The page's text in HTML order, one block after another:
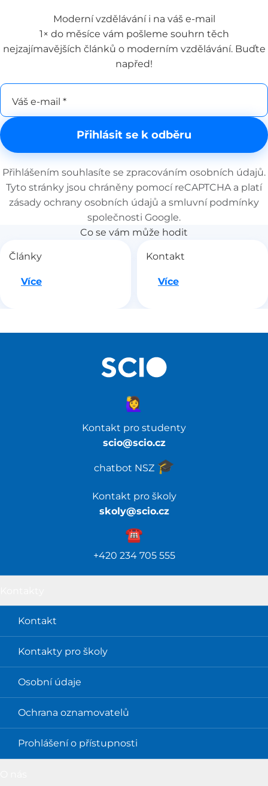
předběžných dat zúčastnilo přes 40 tisíc uchazečů.
Společnost Scio, která NSZ pořádá, zveřejňuje souhrn
aktuálních dat o průběhu sezony, sociální dostupnosti
zkoušek i zpětné vazbě samotných uchazečů.
Moderní vzdělávání i na váš e-mail
1× do měsíce vám pošleme souhrn těch
nejzajímavějších článků o moderním vzdělávání. Buďte
napřed!
Váš e-mail *
Přihlásit se k odběru
Přihlášením souhlasíte se zpracováním osobních údajů.
Tyto stránky jsou chráněny pomocí reCAPTCHA a platí
zásady ochrany osobních údajů a smluvní podmínky
společnosti Google.
Co se vám může hodit
Články
VíceJdeme na to
Kontakt
VíceJdeme na to
Kontakt pro studenty
scio@scio.cz
chatbot NSZ 🎓️
🙋‍♀️
Kontakt pro školy
skoly@scio.cz
☎️️
+420 234 705 555
Kontakt
Kontakty pro školy
Osobní údaje
Ochrana oznamovatelů
Prohlášení o přístupnosti